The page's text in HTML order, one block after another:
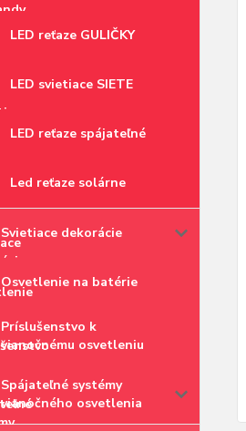
LED reťaze GULIČKY
LED svietiace SIETE
LED reťaze spájateľné
Led reťaze solárne
Svietiace dekorácie
Osvetlenie na batérie
Príslušenstvo k
vianočnému osvetleniu
Spájateľné systémy
vianočného osvetlenia